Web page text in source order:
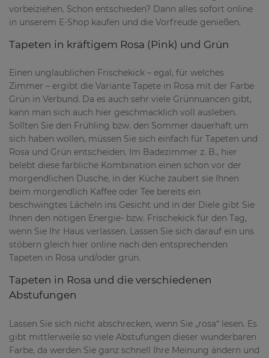
vorbeiziehen. Schon entschieden? Dann alles sofort online
in unserem E-Shop kaufen und die Vorfreude genießen.
Tapeten in kräftigem Rosa (Pink) und Grün
Einen unglaublichen Frischekick – egal, für welches
Zimmer – ergibt die Variante Tapete in Rosa mit der Farbe
Grün in Verbund. Da es auch sehr viele Grünnuancen gibt,
kann man sich auch hier geschmacklich voll ausleben.
Sollten Sie den Frühling bzw. den Sommer dauerhaft um
sich haben wollen, müssen Sie sich einfach für Tapeten und
Rosa und Grün entscheiden. Im Badezimmer z. B., hier
belebt diese farbliche Kombination einen schon vor der
morgendlichen Dusche, in der Küche zaubert sie Ihnen
beim morgendlich Kaffee oder Tee bereits ein
beschwingtes Lächeln ins Gesicht und in der Diele gibt Sie
Ihnen den nötigen Energie- bzw. Frischekick für den Tag,
wenn Sie Ihr Haus verlassen. Lassen Sie sich darauf ein uns
stöbern gleich hier online nach den entsprechenden
Tapeten in Rosa und/oder grün.
Tapeten in Rosa und die verschiedenen
Abstufungen
Lassen Sie sich nicht abschrecken, wenn Sie „rosa“ lesen. Es
gibt mittlerweile so viele Abstufungen dieser wunderbaren
Farbe, da werden Sie ganz schnell Ihre Meinung ändern und